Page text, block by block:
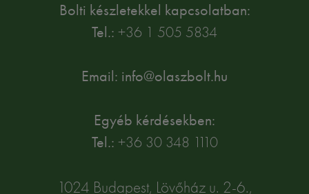
Bolti készletekkel kapcsolatban:
Tel.: +36 1 505 5834
Email: info@olaszbolt.hu
Egyéb kérdésekben:
Tel.: +36 30 348 1110
1024 Budapest, Lövőház u. 2-6.,